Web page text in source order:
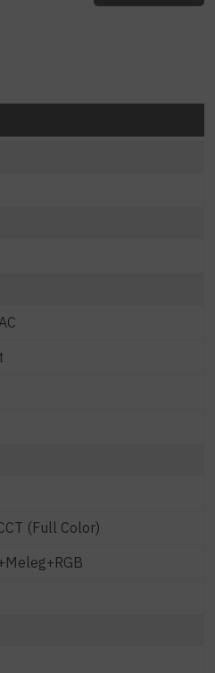
(Full Color)